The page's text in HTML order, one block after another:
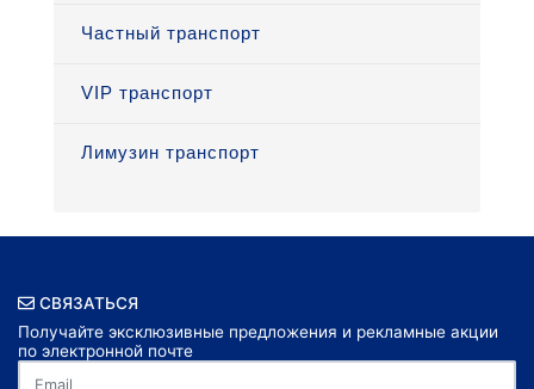
Частный транспорт
VIP транспорт
Лимузин транспорт
СВЯЗАТЬСЯ
Получайте эксклюзивные предложения и рекламные акции
по электронной почте